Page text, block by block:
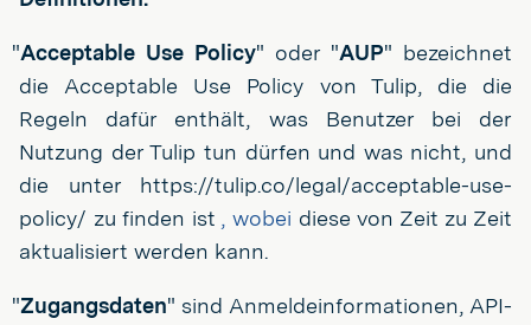
"Acceptable Use Policy" oder "AUP" bezeichnet
die Acceptable Use Policy von Tulip, die die
Regeln dafür enthält, was Benutzer bei der
Nutzung der Tulip tun dürfen und was nicht, und
die unter https://tulip.co/legal/acceptable-use-
policy/ zu finden ist , wobei diese von Zeit zu Zeit
aktualisiert werden kann.
"Zugangsdaten" sind Anmeldeinformationen, API-